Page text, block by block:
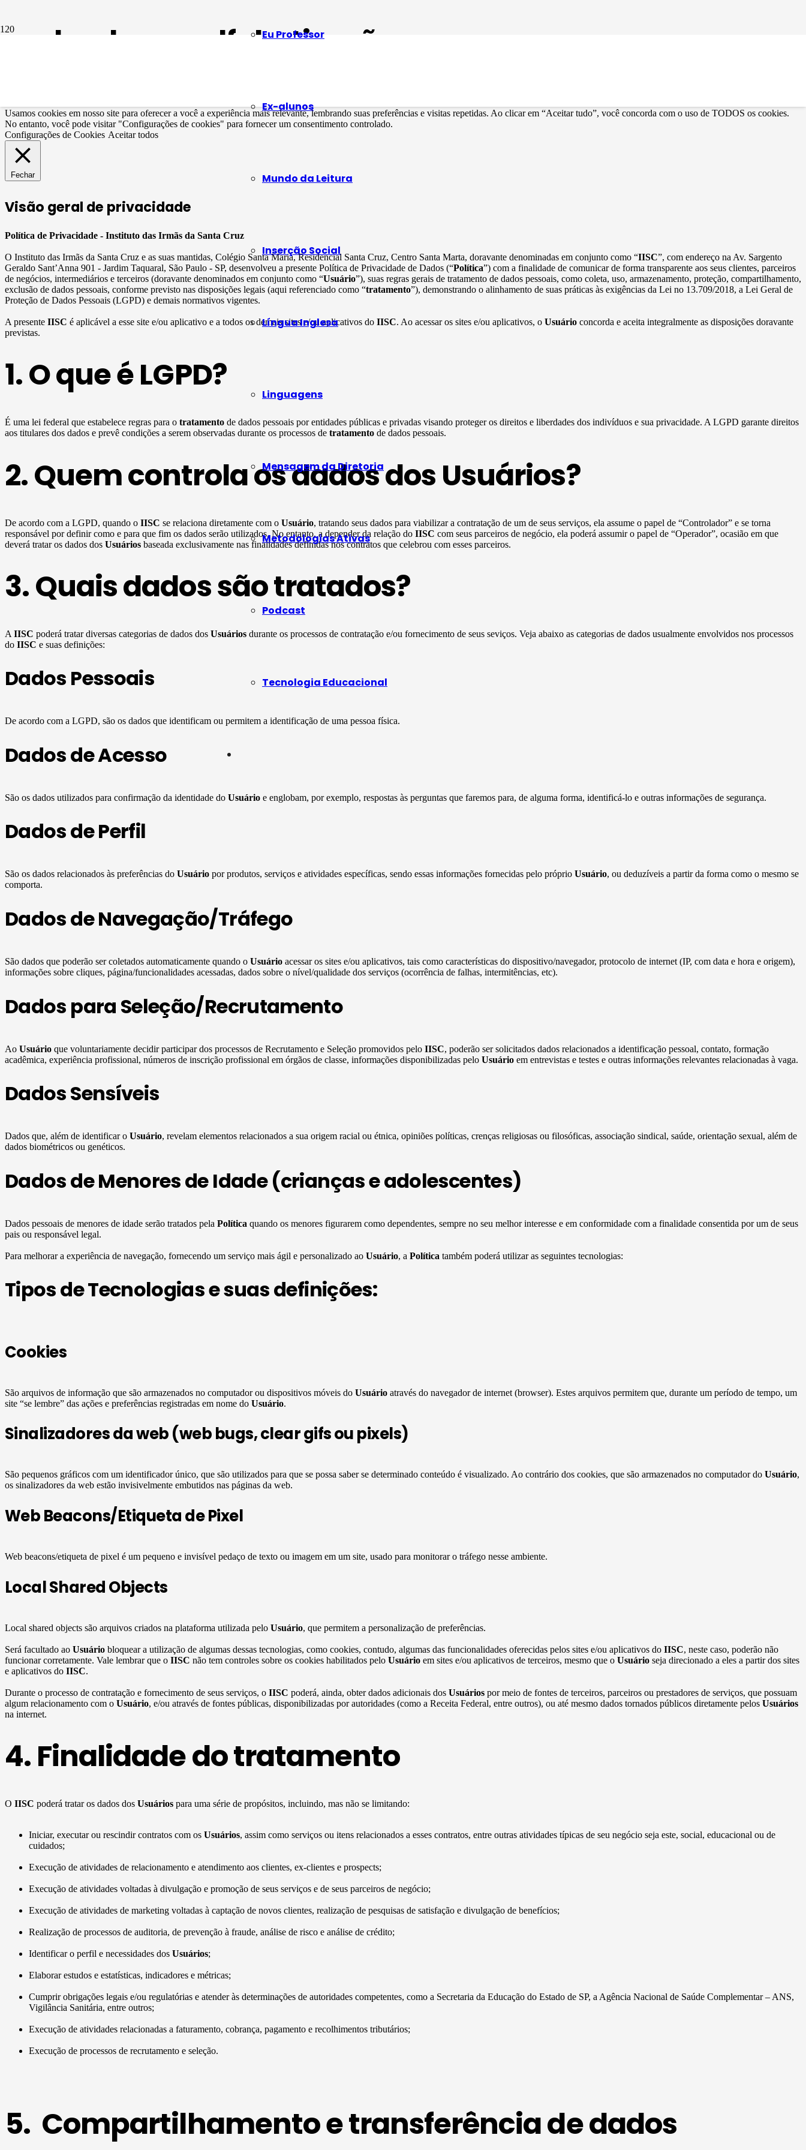
Eu Professor
Ex-alunos
Mundo da Leitura
Inserção Social
Língua Inglesa
Linguagens
Mensagem da Diretoria
Metodologias Ativas
Podcast
Tecnologia Educacional
parlendas na alfabetização
Usamos cookies em nosso site para oferecer a você a experiência mais relevante, lembrando suas preferências e visitas repetidas. Ao clicar em “Aceitar tudo”, você concorda com o uso de TODOS os cookies.
No entanto, você pode visitar "Configurações de cookies" para fornecer um consentimento controlado.
Configurações de Cookies Aceitar todos
Fechar
Visão geral de privacidade
Política de Privacidade - Instituto das Irmãs da Santa Cruz
O Instituto das Irmãs da Santa Cruz e as suas mantidas, Colégio Santa Maria, Residencial Santa Cruz, Centro Santa Marta, doravante denominadas em conjunto como “IISC”, com endereço na Av. Sargento
Geraldo Sant’Anna 901 - Jardim Taquaral, São Paulo - SP, desenvolveu a presente Política de Privacidade de Dados (“Política”) com a finalidade de comunicar de forma transparente aos seus clientes, parceiros
de negócios, intermediários e terceiros (doravante denominados em conjunto como “Usuário”), suas regras gerais de tratamento de dados pessoais, como coleta, uso, armazenamento, proteção, compartilhamento,
exclusão de dados pessoais, conforme previsto nas disposições legais (aqui referenciado como “tratamento”), demonstrando o alinhamento de suas práticas às exigências da Lei no 13.709/2018, a Lei Geral de
Proteção de Dados Pessoais (LGPD) e demais normativos vigentes.
A presente IISC é aplicável a esse site e/ou aplicativo e a todos os demais sites e/ou aplicativos do IISC. Ao acessar os sites e/ou aplicativos, o Usuário concorda e aceita integralmente as disposições doravante
previstas.
1. O que é LGPD?
É uma lei federal que estabelece regras para o tratamento de dados pessoais por entidades públicas e privadas visando proteger os direitos e liberdades dos indivíduos e sua privacidade. A LGPD garante direitos
aos titulares dos dados e prevê condições a serem observadas durante os processos de tratamento de dados pessoais.
2. Quem controla os dados dos Usuários?
De acordo com a LGPD, quando o IISC se relaciona diretamente com o Usuário, tratando seus dados para viabilizar a contratação de um de seus serviços, ela assume o papel de “Controlador” e se torna
responsável por definir como e para que fim os dados serão utilizados. No entanto, a depender da relação do IISC com seus parceiros de negócio, ela poderá assumir o papel de “Operador”, ocasião em que
deverá tratar os dados dos Usuários baseada exclusivamente nas finalidades definidas nos contratos que celebrou com esses parceiros.
3. Quais dados são tratados?
A IISC poderá tratar diversas categorias de dados dos Usuários durante os processos de contratação e/ou fornecimento de seus seviços. Veja abaixo as categorias de dados usualmente envolvidos nos processos
do IISC e suas definições:
Dados Pessoais
De acordo com a LGPD, são os dados que identificam ou permitem a identificação de uma pessoa física.
Dados de Acesso
São os dados utilizados para confirmação da identidade do Usuário e englobam, por exemplo, respostas às perguntas que faremos para, de alguma forma, identificá-lo e outras informações de segurança.
Dados de Perfil
São os dados relacionados às preferências do Usuário por produtos, serviços e atividades específicas, sendo essas informações fornecidas pelo próprio Usuário, ou deduzíveis a partir da forma como o mesmo se
comporta.
Dados de Navegação/Tráfego
São dados que poderão ser coletados automaticamente quando o Usuário acessar os sites e/ou aplicativos, tais como características do dispositivo/navegador, protocolo de internet (IP, com data e hora e origem),
informações sobre cliques, página/funcionalidades acessadas, dados sobre o nível/qualidade dos serviços (ocorrência de falhas, intermitências, etc).
Dados para Seleção/Recrutamento
Ao Usuário que voluntariamente decidir participar dos processos de Recrutamento e Seleção promovidos pelo IISC, poderão ser solicitados dados relacionados a identificação pessoal, contato, formação
acadêmica, experiência profissional, números de inscrição profissional em órgãos de classe, informações disponibilizadas pelo Usuário em entrevistas e testes e outras informações relevantes relacionadas à vaga.
Dados Sensíveis
Dados que, além de identificar o Usuário, revelam elementos relacionados a sua origem racial ou étnica, opiniões políticas, crenças religiosas ou filosóficas, associação sindical, saúde, orientação sexual, além de
dados biométricos ou genéticos.
Dados de Menores de Idade (crianças e adolescentes)
Dados pessoais de menores de idade serão tratados pela Política quando os menores figurarem como dependentes, sempre no seu melhor interesse e em conformidade com a finalidade consentida por um de seus
pais ou responsável legal.
Para melhorar a experiência de navegação, fornecendo um serviço mais ágil e personalizado ao Usuário, a Política também poderá utilizar as seguintes tecnologias:
Tipos de Tecnologias e suas definições:
Cookies
São arquivos de informação que são armazenados no computador ou dispositivos móveis do Usuário através do navegador de internet (browser). Estes arquivos permitem que, durante um período de tempo, um
site “se lembre” das ações e preferências registradas em nome do Usuário.
Sinalizadores da web (web bugs, clear gifs ou pixels)
São pequenos gráficos com um identificador único, que são utilizados para que se possa saber se determinado conteúdo é visualizado. Ao contrário dos cookies, que são armazenados no computador do Usuário,
os sinalizadores da web estão invisivelmente embutidos nas páginas da web.
Web Beacons/Etiqueta de Pixel
Web beacons/etiqueta de pixel é um pequeno e invisível pedaço de texto ou imagem em um site, usado para monitorar o tráfego nesse ambiente.
Local Shared Objects
Local shared objects são arquivos criados na plataforma utilizada pelo Usuário, que permitem a personalização de preferências.
Será facultado ao Usuário bloquear a utilização de algumas dessas tecnologias, como cookies, contudo, algumas das funcionalidades oferecidas pelos sites e/ou aplicativos do IISC, neste caso, poderão não
funcionar corretamente. Vale lembrar que o IISC não tem controles sobre os cookies habilitados pelo Usuário em sites e/ou aplicativos de terceiros, mesmo que o Usuário seja direcionado a eles a partir dos sites
e aplicativos do IISC.
Durante o processo de contratação e fornecimento de seus serviços, o IISC poderá, ainda, obter dados adicionais dos Usuários por meio de fontes de terceiros, parceiros ou prestadores de serviços, que possuam
algum relacionamento com o Usuário, e/ou através de fontes públicas, disponibilizadas por autoridades (como a Receita Federal, entre outros), ou até mesmo dados tornados públicos diretamente pelos Usuários
na internet.
4. Finalidade do tratamento
O IISC poderá tratar os dados dos Usuários para uma série de propósitos, incluindo, mas não se limitando:
Iniciar, executar ou rescindir contratos com os Usuários, assim como serviços ou itens relacionados a esses contratos, entre outras atividades típicas de seu negócio seja este, social, educacional ou de
cuidados;
Execução de atividades de relacionamento e atendimento aos clientes, ex-clientes e prospects;
Execução de atividades voltadas à divulgação e promoção de seus serviços e de seus parceiros de negócio;
Execução de atividades de marketing voltadas à captação de novos clientes, realização de pesquisas de satisfação e divulgação de benefícios;
Realização de processos de auditoria, de prevenção à fraude, análise de risco e análise de crédito;
Identificar o perfil e necessidades dos Usuários;
Elaborar estudos e estatísticas, indicadores e métricas;
Cumprir obrigações legais e/ou regulatórias e atender às determinações de autoridades competentes, como a Secretaria da Educação do Estado de SP, a Agência Nacional de Saúde Complementar – ANS,
Vigilância Sanitária, entre outros;
Execução de atividades relacionadas a faturamento, cobrança, pagamento e recolhimentos tributários;
Execução de processos de recrutamento e seleção.
5. Compartilhamento e transferência de dados